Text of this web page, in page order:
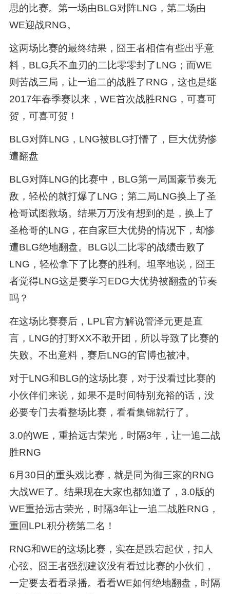
思的比赛。第一场由BLG对阵LNG，第二场由
WE迎战RNG。
这两场比赛的最终结果，囧王者相信有些出乎意
料，BLG兵不血刃的二比零零封了LNG；而WE
则苦战三局，让一追二的战胜了RNG，这也是继
2017年春季赛以来，WE首次战胜RNG，可喜可
贺，可喜可贺！
BLG对阵LNG，LNG被BLG打懵了，巨大优势惨
遭翻盘
BLG对阵LNG的比赛中，BLG第一局国豪节奏无
敌，轻松的就打爆了LNG；第二局LNG换上了圣
枪哥试图救场。结果万万没有想到的是，换上了
圣枪哥的LNG，在自家巨大优势的情况下，却惨
遭BLG绝地翻盘。BLG以二比零的战绩击败了
LNG，轻松拿下了比赛的胜利。坦率地说，囧王
者觉得LNG这是要学习EDG大优势被翻盘的节奏
吗？
在这场比赛赛后，LPL官方解说管泽元更是直
言，LNG的打野XX不敢开团，所以导致了比赛的
失败。不出意料，赛后LNG的官博也被冲。
对于LNG和BLG的这场比赛，对于没看过比赛的
小伙伴们来说，如果不是时间特别充裕的话，没
必要专门去看整场比赛，看看集锦就行了。
3.0的WE，重拾远古荣光，时隔3年，让一追二战
胜RNG
6月30日的重头戏比赛，就是同为御三家的RNG
大战WE了。结果现在大家也都知道了，3.0版的
WE重拾远古荣光，时隔3年让一追二战胜RNG，
重回LPL积分榜第二名！
RNG和WE的这场比赛，实在是跌宕起伏，扣人
心弦。囧王者强烈建议没有看过比赛的小伙们，
一定要去看看录播。看看WE如何绝地翻盘，时隔